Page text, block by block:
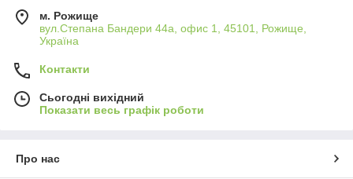
м. Рожище
вул.Степана Бандери 44а, офис 1, 45101, Рожище,
Україна
Контакти
Сьогодні вихідний
Показати весь графік роботи
Про нас